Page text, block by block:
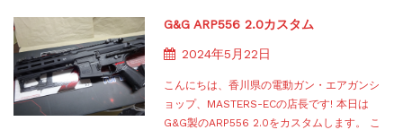
G&G ARP556 2.0カスタム
2024年5月22日
こんにちは、香川県の電動ガン・エアガンシ
ョップ、MASTERS-ECの店長です! 本日は
G&G製のARP556 2.0をカスタムします。 こ